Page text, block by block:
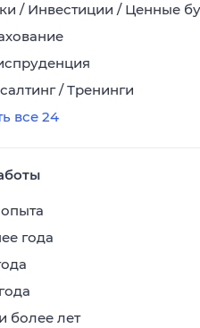
/ Инвестиции / Ценные
/ Тренинги
все 24
года
более лет